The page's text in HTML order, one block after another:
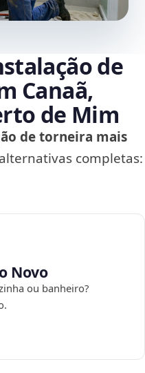
de
Canaã,
de Mim
de torneira mais
completas:
Novo
ou banheiro?